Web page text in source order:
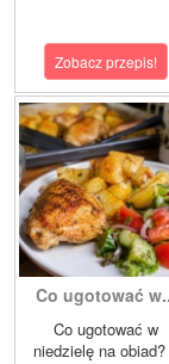
Zobacz przepis!
Co ugotować
Co ugotować w
niedzielę na